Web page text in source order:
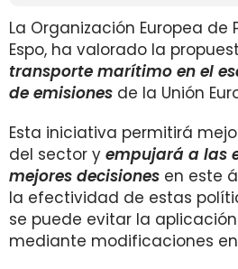
La Organización Europea de
Espo, ha valorado la
transporte marítimo en el
de emisiones de la Unión
Esta iniciativa permitirá
del sector y empujará a las
mejores decisiones en este
la efectividad de estas
se puede evitar la
mediante modificaciones